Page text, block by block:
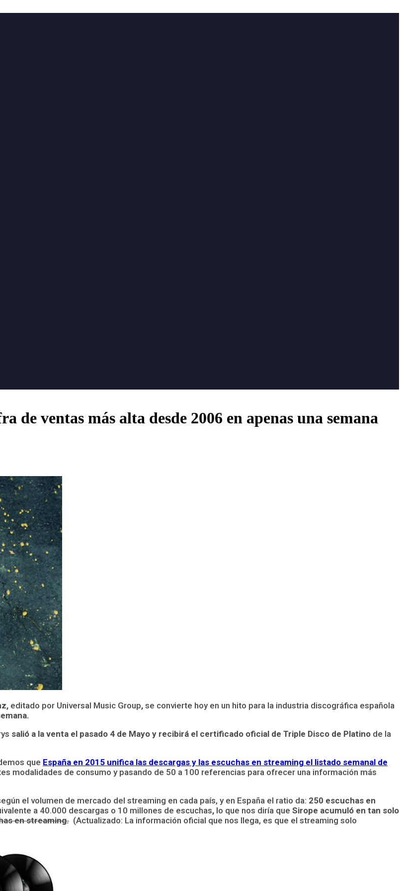
de ventas más alta desde 2006 en apenas una semana
editado por Universal Music Group, se convierte hoy en un hito para la industria discográfica española
salió a la venta el pasado 4 de Mayo y recibirá el certificado oficial de Triple Disco de Platino de la
que España en 2015 unifica las descargas y las escuchas en streaming el listado semanal de
modalidades de consumo y pasando de 50 a 100 referencias para ofrecer una información más
el volumen de mercado del streaming en cada país, y en España el ratio da: 250 escuchas en
a 40.000 descargas o 10 millones de escuchas, lo que nos diría que Sirope acumuló en tan solo
en streaming. (Actualizado: La información oficial que nos llega, es que el streaming solo